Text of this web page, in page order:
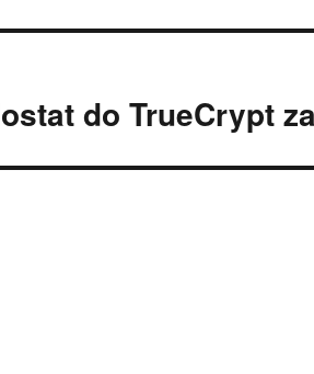
do TrueCrypt